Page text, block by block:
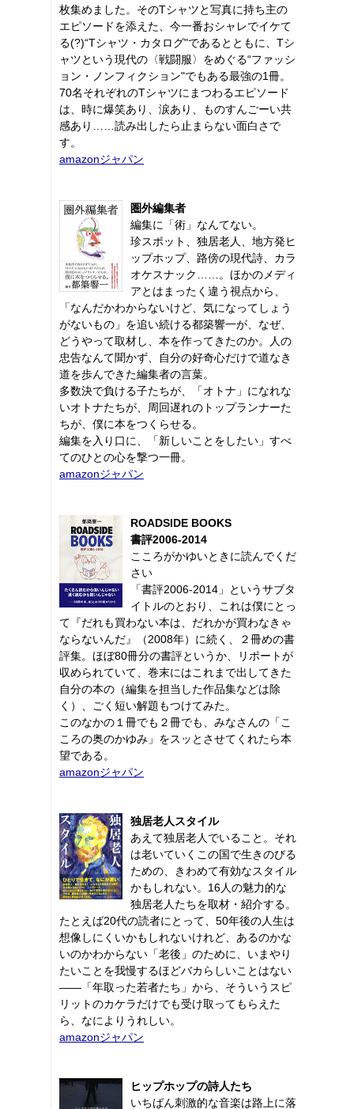
枚集めました。そのTシャツと写真に持ち主の
エピソードを添えた、今一番おシャレでイケて
る(?)“Tシャツ・カタログ"であるとともに、Tシ
ャツという現代の〈戦闘服〉をめぐる“ファッシ
ョン・ノンフィクション"でもある最強の1冊。
70名それぞれのTシャツにまつわるエピソード
は、時に爆笑あり、涙あり、ものすんごーい共
感あり……読み出したら止まらない面白さで
す。
amazonジャパン
圏外編集者
編集に「術」なんてない。
珍スポット、独居老人、地方発ヒ
ップホップ、路傍の現代詩、カラ
オケスナック……。ほかのメディ
アとはまったく違う視点から、
「なんだかわからないけど、気になってしょう
がないもの」を追い続ける都築響一が、なぜ、
どうやって取材し、本を作ってきたのか。人の
忠告なんて聞かず、自分の好奇心だけで道なき
道を歩んできた編集者の言葉。
多数決で負ける子たちが、「オトナ」になれな
いオトナたちが、周回遅れのトップランナーた
ちが、僕に本をつくらせる。
編集を入り口に、「新しいことをしたい」すべ
てのひとの心を撃つ一冊。
amazonジャパン
ROADSIDE BOOKS
書評2006-2014
こころがかゆいときに読んでくだ
さい
「書評2006-2014」というサブタ
イトルのとおり、これは僕にとっ
て『だれも買わない本は、だれかが買わなきゃ
ならないんだ』（2008年）に続く、２冊めの書
評集。ほぼ80冊分の書評というか、リポートが
収められていて、巻末にはこれまで出してきた
自分の本の（編集を担当した作品集などは除
く）、ごく短い解題もつけてみた。
このなかの１冊でも２冊でも、みなさんの「こ
ころの奥のかゆみ」をスッとさせてくれたら本
望である。
amazonジャパン
独居老人スタイル
あえて独居老人でいること。それ
は老いていくこの国で生きのびる
ための、きわめて有効なスタイル
かもしれない。16人の魅力的な
独居老人たちを取材・紹介する。
たとえば20代の読者にとって、50年後の人生は
想像しにくいかもしれないけれど、あるのかな
いのかわからない「老後」のために、いまやり
たいことを我慢するほどバカらしいことはない
――「年取った若者たち」から、そういうスピ
リットのカケラだけでも受け取ってもらえた
ら、なによりうれしい。
amazonジャパン
ヒップホップの詩人たち
いちばん刺激的な音楽は路上に落